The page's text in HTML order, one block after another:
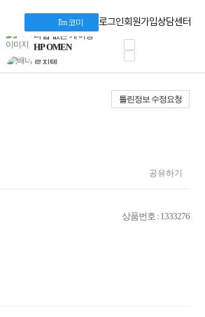
I'm 코미 로그인회원가입상담센터
Dell 구매 찬스
프로 에센셜
타협 없는 게이밍
로지텍
틀린정보 수정요청
공유하기
상품번호 : 1333276